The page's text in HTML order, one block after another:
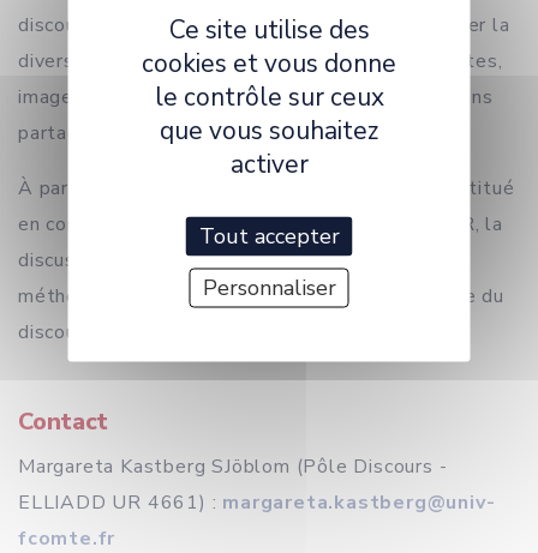
discours circulent. D’autre part, il invite à observer la
diversité des matérialités sémiodiscursives (textes,
images, sons, etc.) présentes dans les publications
partagées.
À partir de l’analyse d’un corpus de tweets constitué
en contexte de mobilisation contre la LPPR/LPR, la
discussion soulèvera plusieurs questionnements
méthodologiques et éthiques propres à l’analyse du
discours numérique.
Contact
Margareta Kastberg SJöblom (Pôle Discours -
ELLIADD UR 4661) : margareta.kastberg@univ-
fcomte.fr
Ce site utilise des
cookies et vous donne
le contrôle sur ceux
que vous souhaitez
activer
Tout accepter
Personnaliser